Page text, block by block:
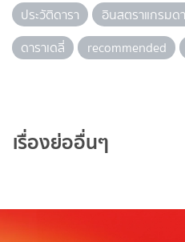
ประวัติดารา
อินสตราแกรมด
ดาราเดลี่
recommended
เรื่องย่ออื่นๆ